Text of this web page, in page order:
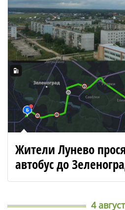
Жители Лунево
автобус до
4